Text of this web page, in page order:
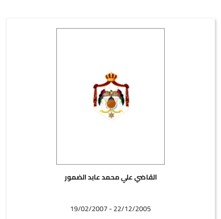
القاضي علي محمد عابد الضمور
22/12/2005 - 19/02/2007